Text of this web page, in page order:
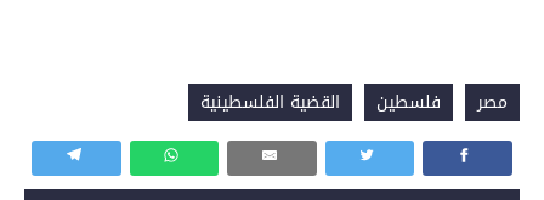
مصر فلسطين القضية الفلسطينية